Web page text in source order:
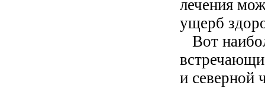
лечения
ущерб
Вот
и северной